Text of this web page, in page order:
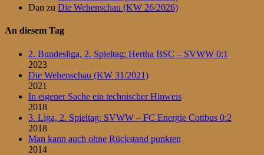
Dan zu Die Wehenschau (KW 26/2026)
An diesem Tag
2. Bundesliga, 2. Spieltag: Hertha BSC – SVWW 0:1
2023
Die Wehenschau (KW 31/2021)
2021
In eigener Sache ein technischer Hinweis
2018
3. Liga, 2. Spieltag: SVWW – FC Energie Cottbus 0:2
2018
Man kann auch ohne Rückstand punkten
2014